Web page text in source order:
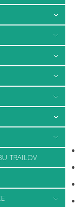
TRAILOV